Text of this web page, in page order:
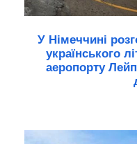
У Німеччині
українського
аеропорту